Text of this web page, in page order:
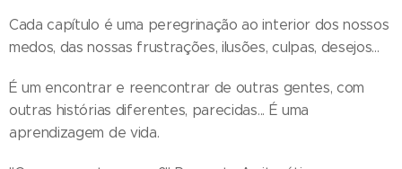
Cada capítulo é uma peregrinação ao interior dos nossos
medos, das nossas frustrações, ilusões, culpas, desejos...
É um encontrar e reencontrar de outras gentes, com
outras histórias diferentes, parecidas... É uma
aprendizagem de vida.